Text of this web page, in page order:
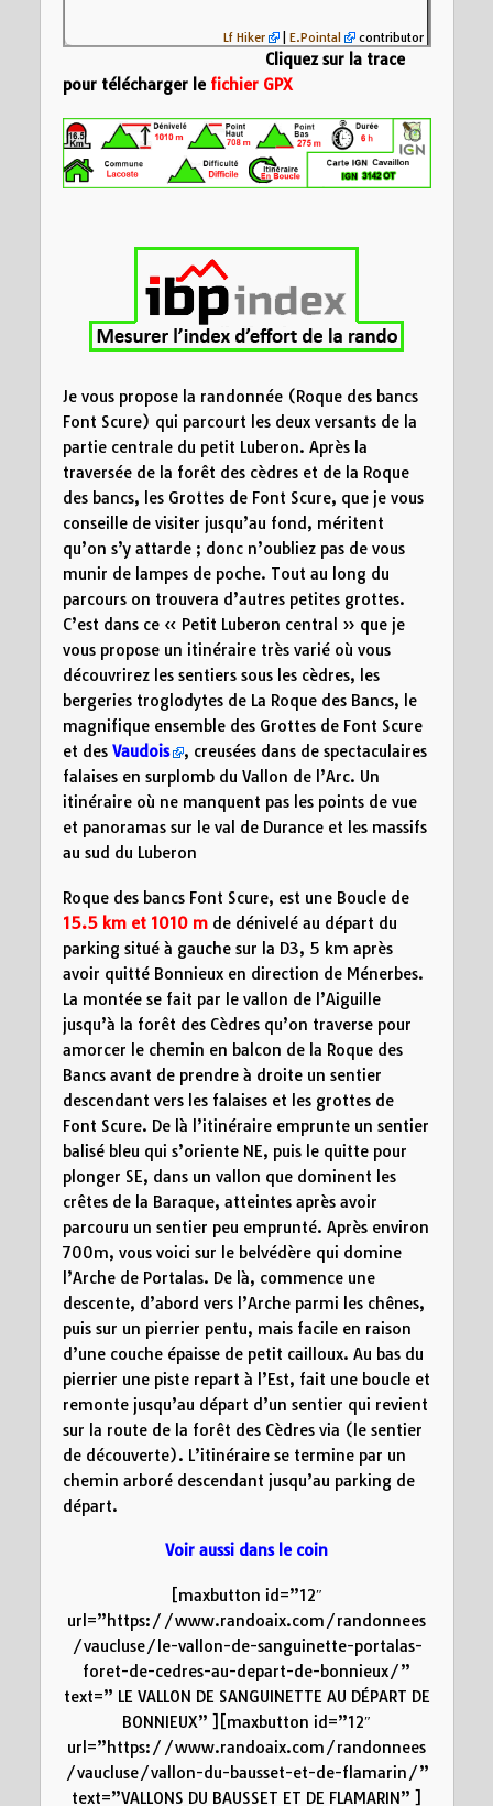
Distance (km)
Nom:vallon de
scure portalas
Distance:
Altitude minimum:
Lf Hiker | E.Pointal contributor
Cliquez sur la trace
pour télécharger le fichier GPX
Je vous propose la randonnée (Roque des bancs
Font Scure) qui parcourt les deux versants de la
partie centrale du petit Luberon. Après la
traversée de la forêt des cèdres et de la Roque
des bancs, les Grottes de Font Scure, que je vous
conseille de visiter jusqu’au fond, méritent
qu’on s’y attarde ; donc n’oubliez pas de vous
munir de lampes de poche. Tout au long du
parcours on trouvera d’autres petites grottes.
C’est dans ce « Petit Luberon central » que je
vous propose un itinéraire très varié où vous
découvrirez les sentiers sous les cèdres, les
bergeries troglodytes de La Roque des Bancs, le
magnifique ensemble des Grottes de Font Scure
et des Vaudois
, creusées dans de spectaculaires
falaises en surplomb du Vallon de l’Arc. Un
itinéraire où ne manquent pas les points de vue
et panoramas sur le val de Durance et les massifs
au sud du Luberon
Roque des bancs Font Scure, est une Boucle de
15.5 kmet 1010 mde dénivelé au départ du
parking situé à gauche sur la D3, 5 km après
avoir quitté Bonnieux en direction de Ménerbes.
La montée se fait par le vallon de l’Aiguille
jusqu’à la forêt des Cèdres qu’on traverse pour
amorcer le chemin en balcon de la Roque des
Bancs avant de prendre à droite un sentier
descendant vers les falaises et les grottes de
Font Scure. De là l’itinéraire emprunte un sentier
balisé bleu qui s’oriente NE, puis le quitte pour
plonger SE, dans un vallon que dominent les
crêtes de la Baraque, atteintes après avoir
parcouru un sentier peu emprunté. Après environ
700m, vous voici sur le belvédère qui domine
l’Arche de Portalas. De là, commence une
descente, d’abord vers l’Arche parmi les chênes,
puis sur un pierrier pentu, mais facile en raison
d’une couche épaisse de petit cailloux. Au bas du
pierrier une piste repart à l’Est, fait une boucle et
remonte jusqu’au départ d’un sentier qui revient
sur la route de la forêt des Cèdres via (le sentier
de découverte). L’itinéraire se termine par un
chemin arboré descendant jusqu’au parking de
départ.
Voir aussi dans le coin
[maxbutton id=”12″
url=”https://www.randoaix.com/randonnees
/vaucluse/le-vallon-de-sanguinette-portalas-
foret-de-cedres-au-depart-de-bonnieux/”
text=” LE VALLON DE SANGUINETTE AU DÉPART DE
BONNIEUX” ][maxbutton id=”12″
url=”https://www.randoaix.com/randonnees
/vaucluse/vallon-du-bausset-et-de-flamarin/”
text=”VALLONS DU BAUSSET ET DE FLAMARIN” ]